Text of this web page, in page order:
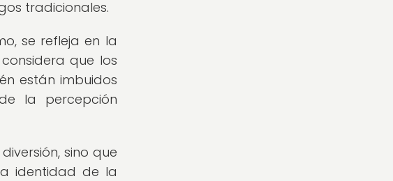
tradicionales.
se refleja en la
que los
están imbuidos
la percepción
sino que
identidad de la